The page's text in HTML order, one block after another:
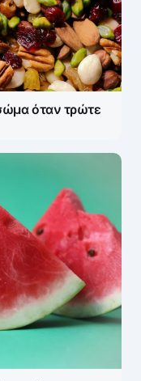
Τα
με*
όταν τρώτε